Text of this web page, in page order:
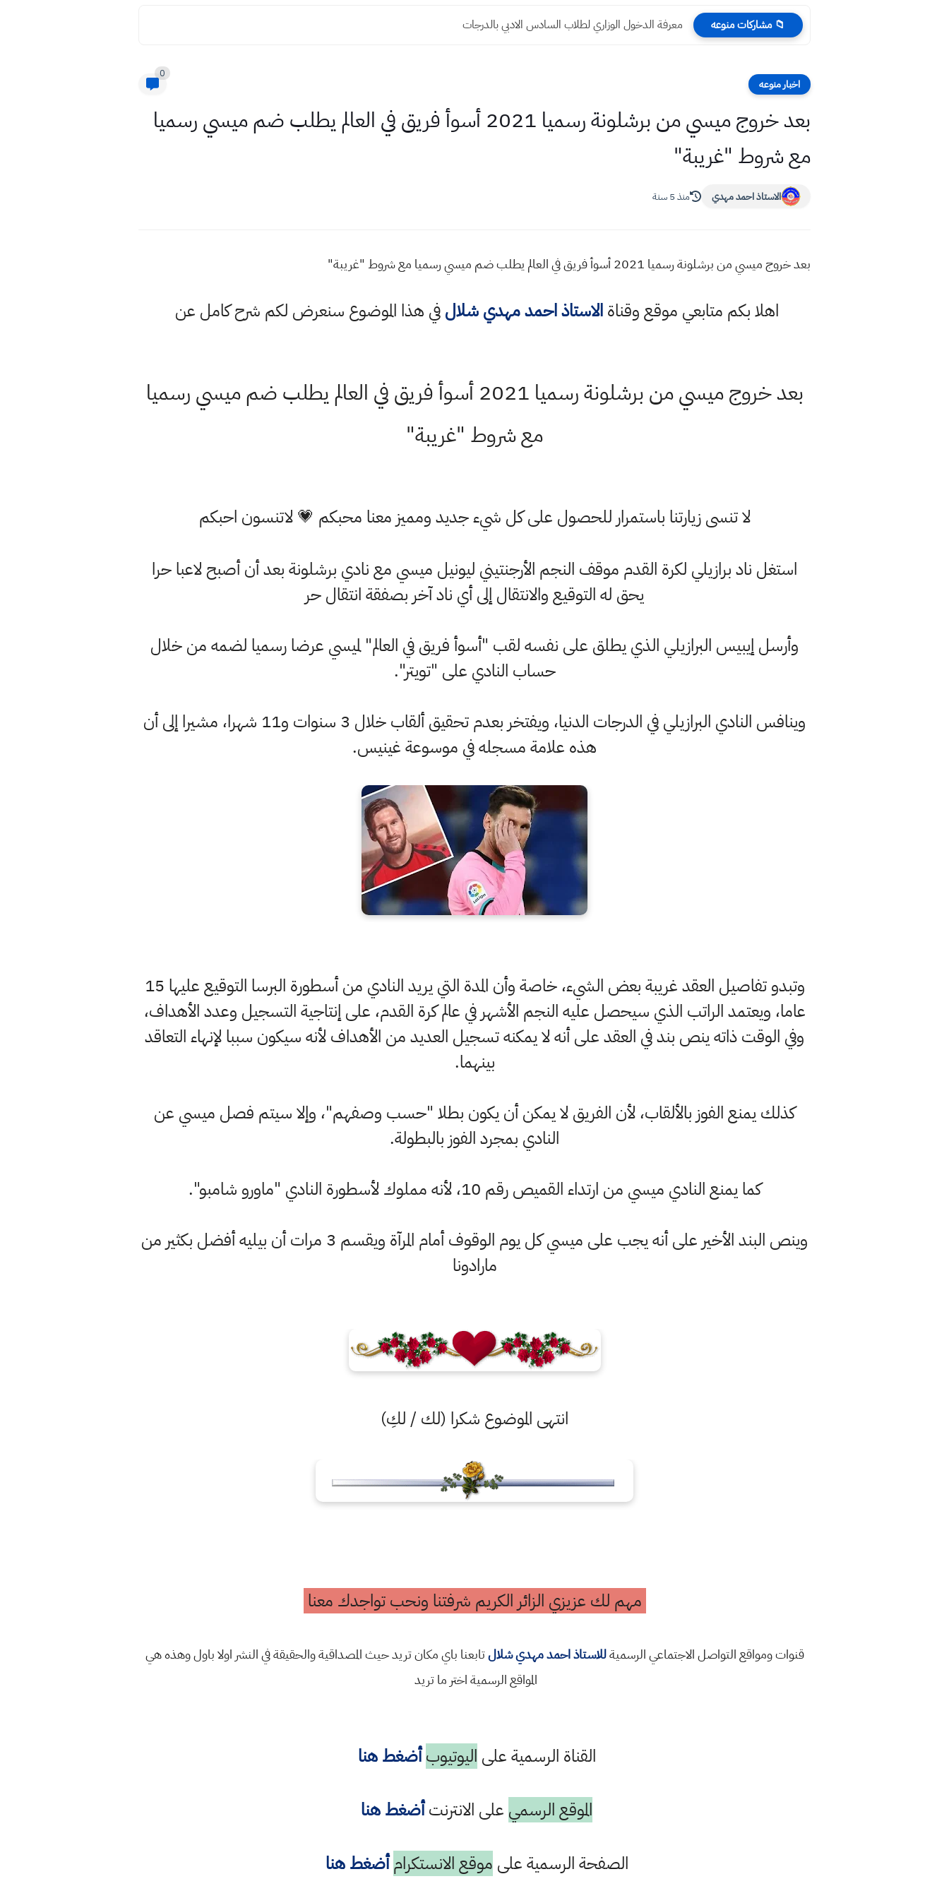
📁 مشاركات منوعه معرفة الدخول الوزاري لطلاب السادس الادبي بالدرجات
اخبار منوعه
0
بعد خروج ميسي من برشلونة رسميا 2021 أسوأ فريق في العالم يطلب ضم ميسي رسميا
مع شروط "غريبة"
الاستاذ احمد مهدي منذ 5 سنة
بعد خروج ميسي من برشلونة رسميا 2021 أسوأ فريق في العالم يطلب ضم ميسي رسميا مع شروط "غريبة"
اهلا بكم متابعي موقع وقناةالاستاذ احمد مهدي شلالفي هذا الموضوع سنعرض لكم شرح كامل عن
بعد خروج ميسي من برشلونة رسميا 2021 أسوأ فريق في العالم يطلب ضم ميسي رسميا
مع شروط "غريبة"
لا تنسى زيارتنا باستمرار للحصول على كل شيء جديد ومميز معنا محبكم 💗 لاتنسون احبكم
استغل ناد برازيلي لكرة القدم موقف النجم الأرجنتيني ليونيل ميسي مع نادي برشلونة بعد أن أصبح لاعبا حرا
يحق له التوقيع والانتقال إلى أي ناد آخر بصفقة انتقال حر
وأرسل إيبيس البرازيلي الذي يطلق على نفسه لقب "أسوأ فريق في العالم" لميسي عرضا رسميا لضمه من خلال
حساب النادي على "تويتر".
وينافس النادي البرازيلي في الدرجات الدنيا، ويفتخر بعدم تحقيق ألقاب خلال 3 سنوات و11 شهرا، مشيرا إلى أن
هذه علامة مسجله في موسوعة غينيس.
وتبدو تفاصيل العقد غريبة بعض الشيء، خاصة وأن المدة التي يريد النادي من أسطورة البرسا التوقيع عليها 15
عاما، ويعتمد الراتب الذي سيحصل عليه النجم الأشهر في عالم كرة القدم، على إنتاجية التسجيل وعدد الأهداف،
وفي الوقت ذاته ينص بند في العقد على أنه لا يمكنه تسجيل العديد من الأهداف لأنه سيكون سببا لإنهاء التعاقد
بينهما.
كذلك يمنع الفوز بالألقاب، لأن الفريق لا يمكن أن يكون بطلا "حسب وصفهم"، وإلا سيتم فصل ميسي عن
النادي بمجرد الفوز بالبطولة.
كما يمنع النادي ميسي من ارتداء القميص رقم 10، لأنه مملوك لأسطورة النادي "ماورو شامبو".
وينص البند الأخير على أنه يجب على ميسي كل يوم الوقوف أمام المرآة ويقسم 3 مرات أن بيليه أفضل بكثير من
مارادونا
انتهى الموضوع شكرا (لك / لكِ)
مهم لك عزيزي الزائر الكريم شرفتنا ونحب تواجدك معنا
قنوات ومواقع التواصل الاجتماعي الرسميةللاستاذ احمد مهدي شلالتابعنا باي مكان تريد حيث المصداقية والحقيقة في النشر اولا باول وهذه هي
المواقع الرسمية اختر ما تريد
القناة الرسمية على اليوتيوب أضغط هنا
الموقع الرسمي على الانترنتأضغط هنا
الصفحة الرسمية على موقع الانستكرام أضغط هنا